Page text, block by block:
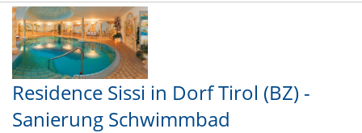
Residence Sissi in Dorf Tirol (BZ) -
Sanierung Schwimmbad